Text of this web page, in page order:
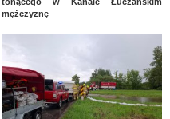
mężczyznę